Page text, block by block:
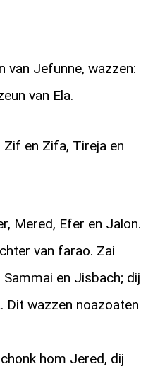
van Jefunne, wazzen:
van Ela.
Zif en Zifa, Tireja en
Mered, Efer en Jalon.
van farao. Zai
en Jisbach; dij
Dit wazzen noazoaten
hom Jered, dij